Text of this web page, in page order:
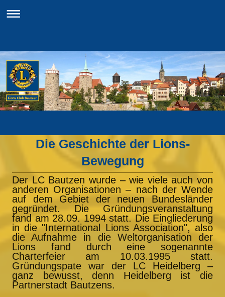
Die Geschichte der Lions-
Bewegung
Der LC Bautzen wurde – wie viele auch von
anderen Organisationen – nach der Wende
auf dem Gebiet der neuen Bundesländer
gegründet. Die Gründungsveranstaltung
fand am 28.09. 1994 statt. Die Eingliederung
in die "International Lions Association", also
die Aufnahme in die Weltorganisation der
Lions fand durch eine sogenannte
Charterfeier am 10.03.1995 statt.
Gründungspate war der LC Heidelberg –
ganz bewusst, denn Heidelberg ist die
Partnerstadt Bautzens.